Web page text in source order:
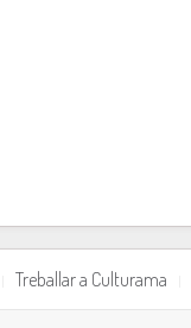
Treballar a Culturama